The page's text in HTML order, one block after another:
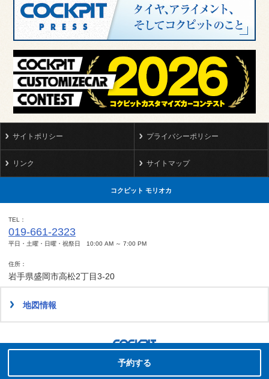
サイトポリシー プライバシーポリシー
リンク サイトマップ
コクピット モリオカ
TEL
019-661-2323
平日・土曜・日曜・祝祭日 10:00 AM ～ 7:00 PM
住所
岩手県盛岡市高松2丁目3-20
地図情報
Copyright(C)2008-2022 COCKPIT MORIOKA.All rights reserved.
予約する